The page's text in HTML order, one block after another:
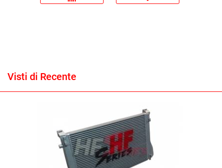
Visti di Recente